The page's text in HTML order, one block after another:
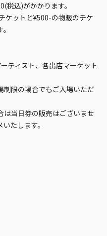
込)がかかります。
ケットと¥500-の物販のチケ
ティスト、各出店マーケット
限の場合でもご入場いただ
当日券の販売はございませ
たします。